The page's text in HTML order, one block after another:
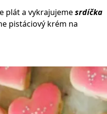
plát a vykrajujemesrdíčka
pistáciový krém na